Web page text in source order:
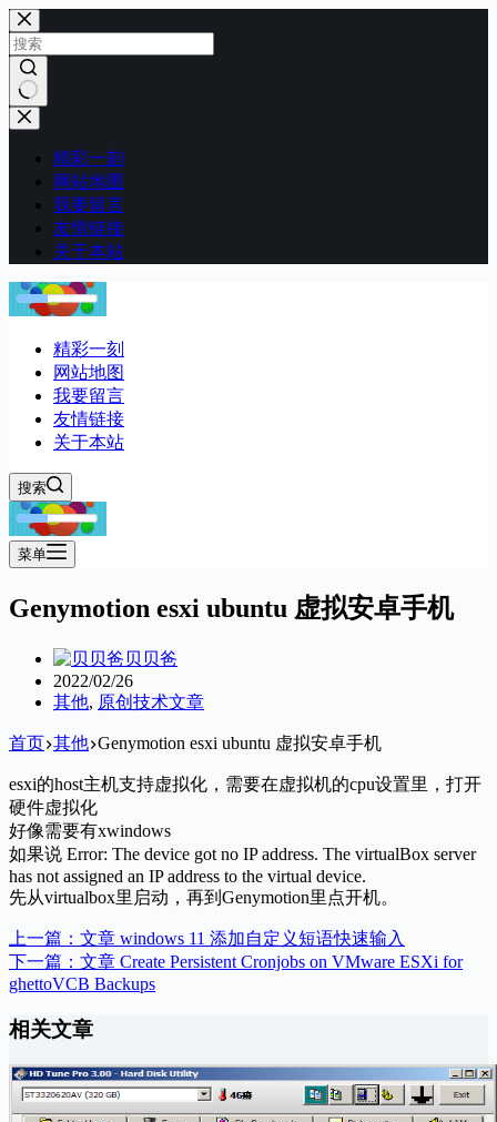
跳
至
内
容
无
精彩一刻
网站地图
我要留言
友情链接
关于本站
精彩一刻
网站地图
我要留言
友情链接
关于本站
搜索
菜单
Genymotion esxi ubuntu 虚拟安卓手机
贝贝爸
2022/02/26
其他, 原创技术文章
首页 其他 Genymotion esxi ubuntu 虚拟安卓手机
esxi的host主机支持虚拟化，需要在虚拟机的cpu设置里，打开
硬件虚拟化
好像需要有xwindows
如果说 Error: The device got no IP address. The virtualBox server
has not assigned an IP address to the virtual device.
先从virtualbox里启动，再到Genymotion里点开机。
上一篇： 文章 windows 11 添加自定义短语快速输入
下一篇： 文章 Create Persistent Cronjobs on VMware ESXi for
ghettoVCB Backups
相关文章